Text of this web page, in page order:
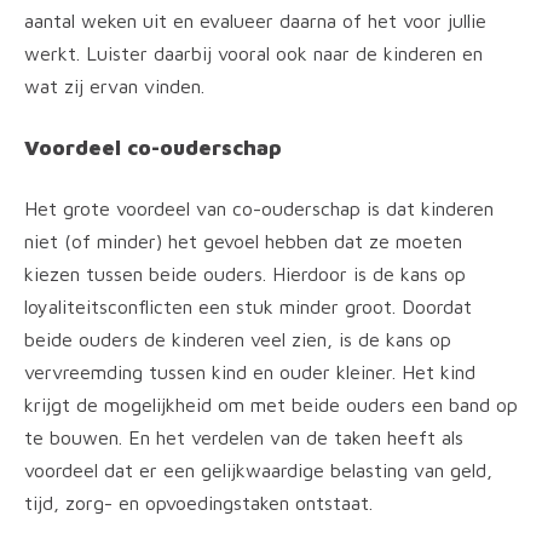
aantal weken uit en evalueer daarna of het voor jullie
werkt. Luister daarbij vooral ook naar de kinderen en
wat zij ervan vinden.
Voordeel co-ouderschap
Het grote voordeel van co-ouderschap is dat kinderen
niet (of minder) het gevoel hebben dat ze moeten
kiezen tussen beide ouders. Hierdoor is de kans op
loyaliteitsconflicten een stuk minder groot. Doordat
beide ouders de kinderen veel zien, is de kans op
vervreemding tussen kind en ouder kleiner. Het kind
krijgt de mogelijkheid om met beide ouders een band op
te bouwen. En het verdelen van de taken heeft als
voordeel dat er een gelijkwaardige belasting van geld,
tijd, zorg- en opvoedingstaken ontstaat.